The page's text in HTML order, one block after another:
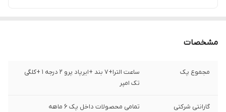
مشخصات
مجموع پک
ساعت الترا+7 بند +ایرپاد پرو 2 درجه 1 +کلگی
تک امپر
گارانتی شرکتی تمامی محصولات داخل پک 6 ماهه